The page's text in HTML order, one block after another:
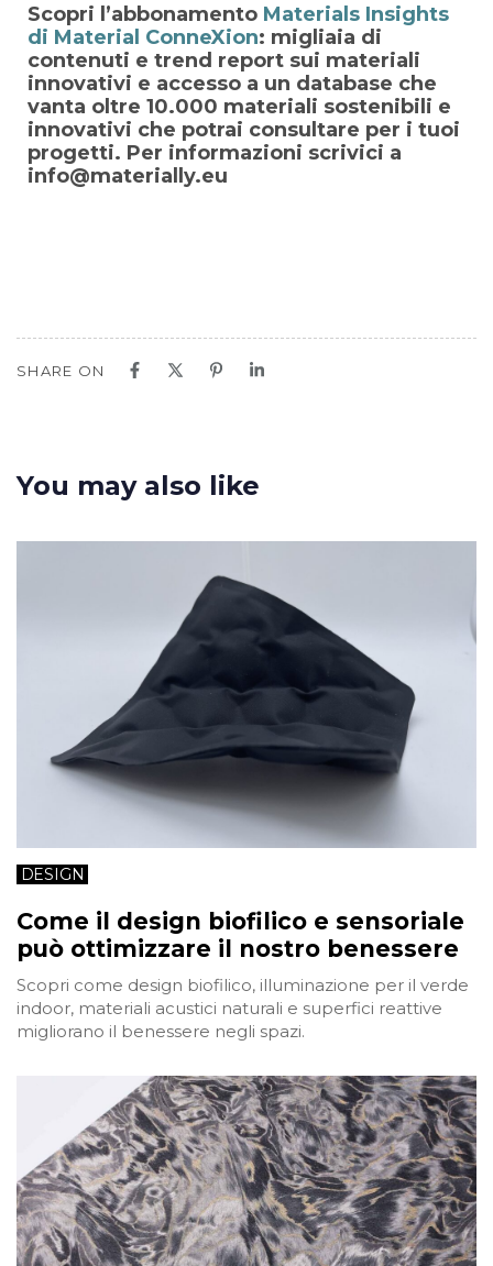
Scopri l’abbonamento Materials Insights
di Material ConneXion: migliaia di
contenuti e trend report sui materiali
innovativi e accesso a un database che
vanta oltre 10.000 materiali sostenibili e
innovativi che potrai consultare per i tuoi
progetti. Per informazioni scrivici a
info@materially.eu
SHARE ON
You may also like
DESIGN
Come il design biofilico e sensoriale
può ottimizzare il nostro benessere
Scopri come design biofilico, illuminazione per il verde
indoor, materiali acustici naturali e superfici reattive
migliorano il benessere negli spazi.